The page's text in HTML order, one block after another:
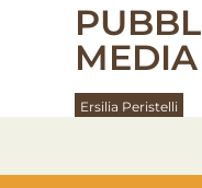
MEDIA
Ersilia Peristelli